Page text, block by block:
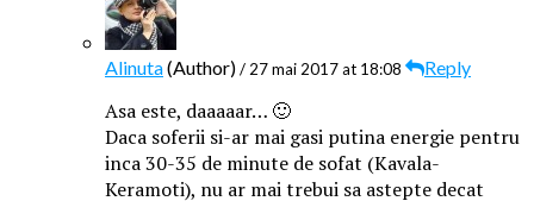
Alinuta(Author)/ 27 mai 2017 at 18:08 Reply
Asa este, daaaaar… 🙂
Daca soferii si-ar mai gasi putina energie pentru
inca 30-35 de minute de sofat (Kavala-
Keramoti), nu ar mai trebui sa astepte decat